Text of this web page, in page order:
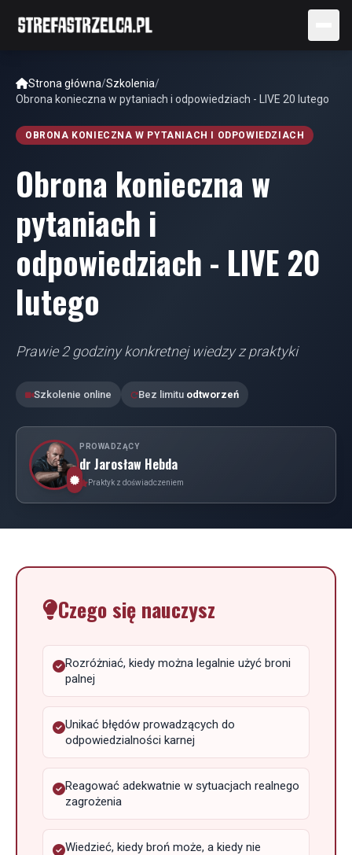
Strona główna/Szkolenia/
Obrona konieczna w pytaniach i odpowiedziach - LIVE 20 lutego
OBRONA KONIECZNA W PYTANIACH I ODPOWIEDZIACH
Obrona konieczna w
pytaniach i
odpowiedziach - LIVE 20
lutego
Prawie 2 godziny konkretnej wiedzy z praktyki
Szkolenie online Bez limitu odtworzeń
PROWADZĄCY
dr Jarosław Hebda
Praktyk z doświadczeniem
Czego się nauczysz
Rozróżniać, kiedy można legalnie użyć broni
palnej
Unikać błędów prowadzących do
odpowiedzialności karnej
Reagować adekwatnie w sytuacjach realnego
zagrożenia
Wiedzieć, kiedy broń może, a kiedy nie